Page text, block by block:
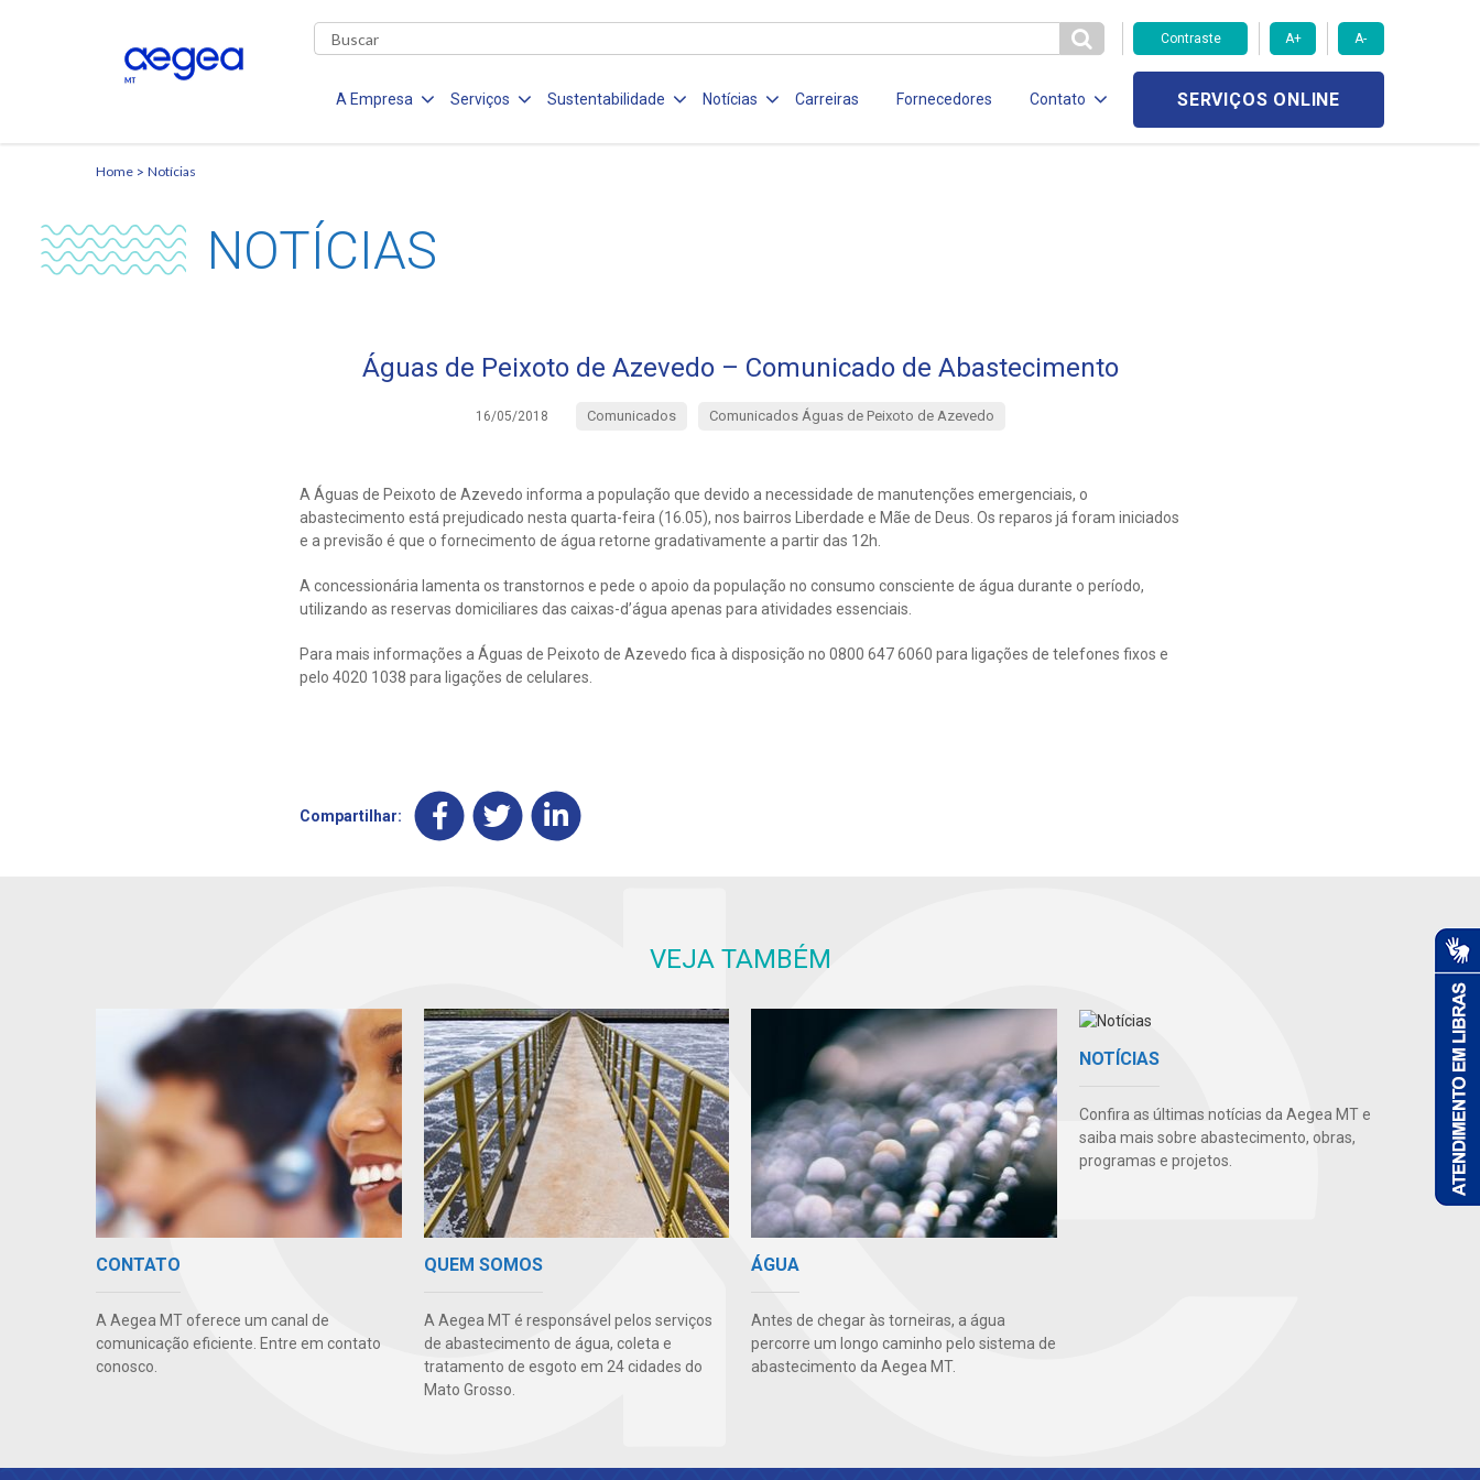
Contraste A+ A-
A Empresa Serviços Sustentabilidade Notícias Carreiras Fornecedores Contato SERVIÇOS ONLINE
Home Notícias
NOTÍCIAS
Águas de Peixoto de Azevedo – Comunicado de Abastecimento
16/05/2018 Comunicados Comunicados Águas de Peixoto de Azevedo
A Águas de Peixoto de Azevedo informa a população que devido a necessidade de manutenções emergenciais, o
abastecimento está prejudicado nesta quarta-feira (16.05), nos bairros Liberdade e Mãe de Deus. Os reparos já foram iniciados
e a previsão é que o fornecimento de água retorne gradativamente a partir das 12h.
A concessionária lamenta os transtornos e pede o apoio da população no consumo consciente de água durante o período,
utilizando as reservas domiciliares das caixas-d’água apenas para atividades essenciais.
Para mais informações a Águas de Peixoto de Azevedo fica à disposição no 0800 647 6060 para ligações de telefones fixos e
pelo 4020 1038 para ligações de celulares.
Compartilhar:
VEJA TAMBÉM
CONTATO
A Aegea MT oferece um canal de
comunicação eficiente. Entre em contato
conosco.
QUEM SOMOS
A Aegea MT é responsável pelos serviços
de abastecimento de água, coleta e
tratamento de esgoto em 24 cidades do
Mato Grosso.
ÁGUA
Antes de chegar às torneiras, a água
percorre um longo caminho pelo sistema de
abastecimento da Aegea MT.
NOTÍCIAS
Confira as últimas notícias da Aegea MT e
saiba mais sobre abastecimento, obras,
programas e projetos.